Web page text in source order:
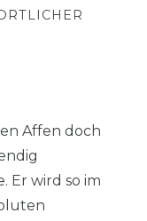
Affen doch
Er wird so im